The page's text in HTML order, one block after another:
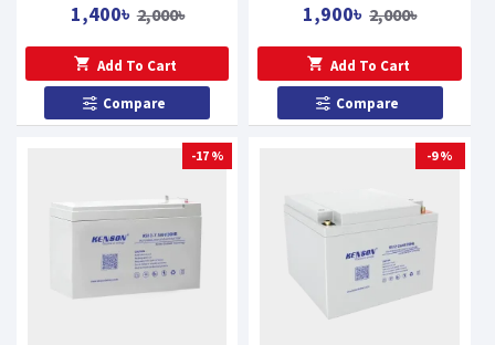
1,400৳ 2,000৳
Add To Cart
Compare
1,900৳ 2,000৳
Add To Cart
Compare
-17 % -9 %